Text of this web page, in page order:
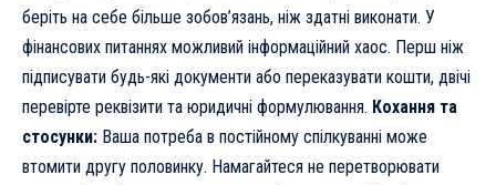
беріть на себе більше зобов’язань, ніж здатні виконати. У
фінансових питаннях можливий інформаційний хаос. Перш ніж
підписувати будь-які документи або переказувати кошти, двічі
перевірте реквізити та юридичні формулювання. Кохання та
стосунки: Ваша потреба в постійному спілкуванні може
втомити другу половинку. Намагайтеся не перетворювати